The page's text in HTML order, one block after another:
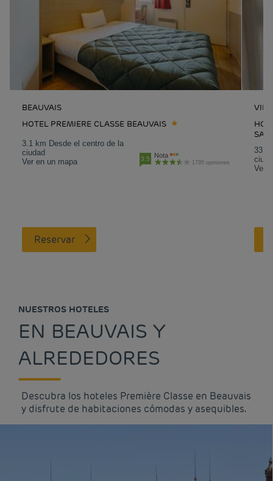
BEAUVAIS
HOTEL PREMIERE CLASSE BEAUVAIS
3.1 km Desde el centro de la
ciudad
Ver en un mapa
3.5 Nota
1795 opiniones
Reservar
33.6
Ver
NUESTROS HOTELES
EN BEAUVAIS Y
ALREDEDORES
Descubra los hoteles Première Classe en Beauvais
y disfrute de habitaciones cómodas y asequibles.